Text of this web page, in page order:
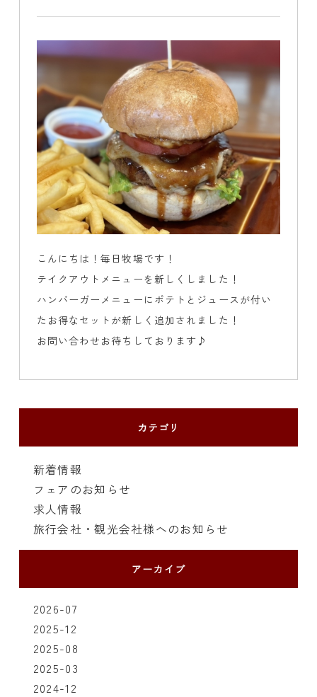
こんにちは！毎日牧場です！
テイクアウトメニューを新しくしました！
ハンバーガーメニューにポテトとジュースが付い
たお得なセットが新しく追加されました！
お問い合わせお待ちしております♪
カテゴリ
新着情報
フェアのお知らせ
求人情報
旅行会社・観光会社様へのお知らせ
アーカイブ
2026-07
2025-12
2025-08
2025-03
2024-12